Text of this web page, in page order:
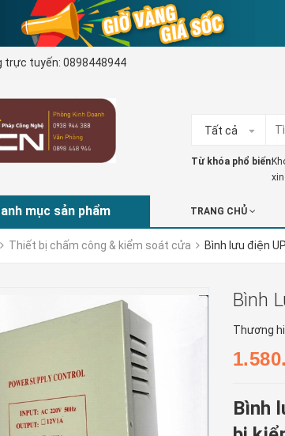
trực tuyến: 0898448944
Tất cả
Từ khóa phổ biến:
mục sản phẩm TRANG CHỦ
Thiết bị chấm công & kiểm soát cửa Bình lưu điện
Bình
Thương
Bình